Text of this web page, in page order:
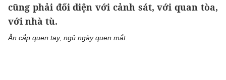
cũng phải đối diện với cảnh sát, với quan tòa,
với nhà tù.
Ăn cắp quen tay, ngủ ngày quen mắt.